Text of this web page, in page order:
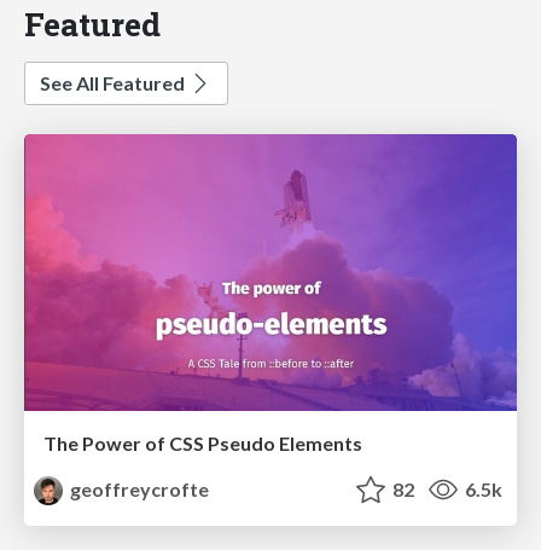
Featured
See All Featured
The Power of CSS Pseudo Elements
geoffreycrofte
82 6.5k